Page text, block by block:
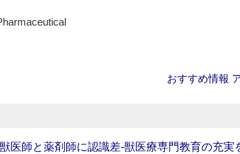
おすすめ情報
医師と薬剤師に認識差‐獣医療専門教育の充実